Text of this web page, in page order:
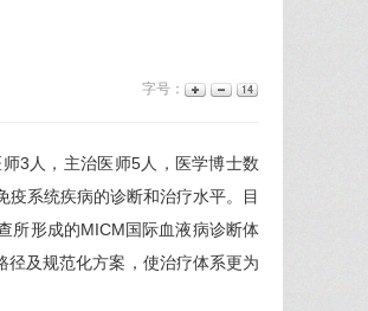
字号：
3人，主治医师5人，医学博士数
系统疾病的诊断和治疗水平。目
所形成的MICM国际血液病诊断体
及规范化方案，使治疗体系更为